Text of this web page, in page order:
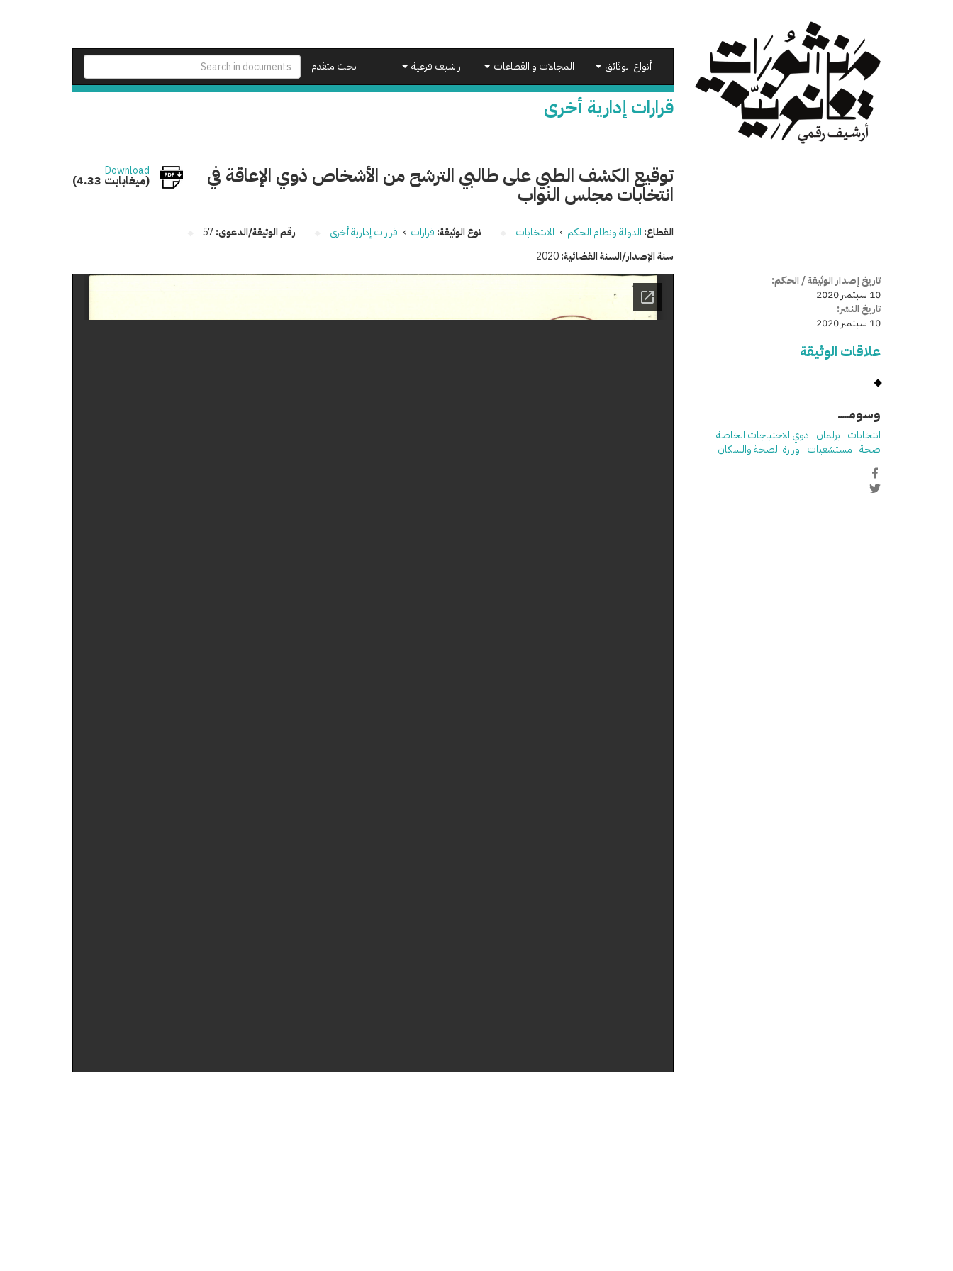
بحث متقدم
أنواع الوثائق المجالات و القطاعات اراشيف فرعية
قرارات إدارية أخرى
توقيع الكشف الطبي على طالبي الترشح من الأشخاص ذوي الإعاقة في
انتخابات مجلس النواب
Download
(4.33 ميغابايت)
القطاع: الدولة ونظام الحكم › الانتخابات نوع الوثيقة: قرارات › قرارات إدارية أخرى رقم الوثيقة/الدعوى:57
سنة الإصدار/السنة القضائية:2020
تاريخ إصدار الوثيقة / الحكم:
10 سبتمبر 2020
تاريخ النشر:
10 سبتمبر 2020
علاقات الوثيقة
وسومـــــ
انتخابات برلمان ذوي الاحتياجات الخاصة
صحة مستشفيات وزارة الصحة والسكان